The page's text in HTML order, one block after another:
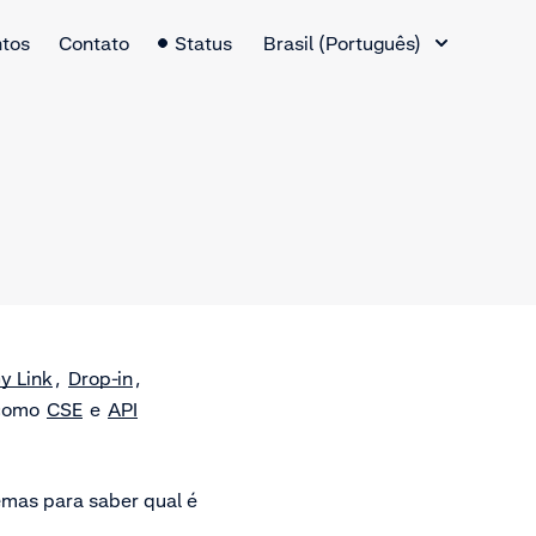
Contato Status
Brasil (Português)
Link, Drop-in,
CSE e API
para saber qual é